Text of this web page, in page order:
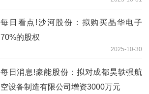
每日看点!沙河股份：拟购买晶华电子
70%的股权
2025-10-30
每日消息!豪能股份：拟对成都昊轶强航
空设备制造有限公司增资3000万元